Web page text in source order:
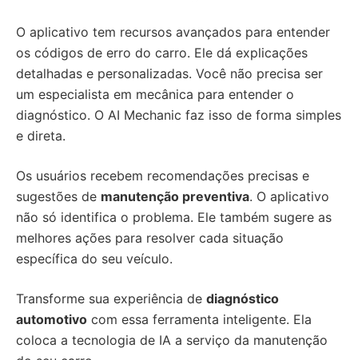
O aplicativo tem recursos avançados para entender
os códigos de erro do carro. Ele dá explicações
detalhadas e personalizadas. Você não precisa ser
um especialista em mecânica para entender o
diagnóstico. O AI Mechanic faz isso de forma simples
e direta.
Os usuários recebem recomendações precisas e
sugestões de manutenção preventiva. O aplicativo
não só identifica o problema. Ele também sugere as
melhores ações para resolver cada situação
específica do seu veículo.
Transforme sua experiência de diagnóstico
automotivo com essa ferramenta inteligente. Ela
coloca a tecnologia de IA a serviço da manutenção